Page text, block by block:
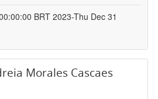
BRT 2023-Thu Dec 31
Morales Cascaes